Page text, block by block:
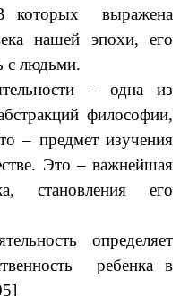
которых выражена
нашей эпохи, его
с людьми.
– одна из
философии,
– предмет изучения
Это – важнейшая
становления его
определяет
ребенка в